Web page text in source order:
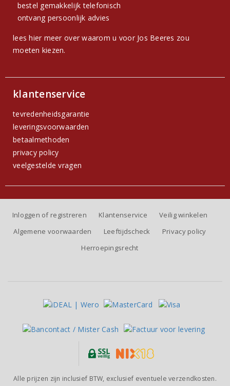
bestel gemakkelijk telefonisch
ontvang persoonlijk advies
lees hier meer over waarom u voor Jos Beeres zou
moeten kiezen.
klantenservice
tevredenheidsgarantie
leveringsvoorwaarden
betaalmethoden
privacy policy
veelgestelde vragen
Inloggen of registreren Klantenservice
Veilig winkelen
Algemene voorwaarden
Leeftijdscheck
Privacy policy
Herroepingsrecht
Alle prijzen zijn inclusief BTW, exclusief eventuele verzendkosten.